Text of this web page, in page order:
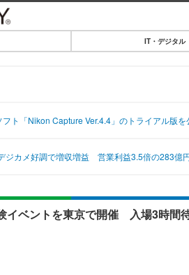
ショッピング
エンタメTOP
音楽
ライフTOP
ペット
IT・デジタル
フト「Nikon Capture Ver.4.4」のトライアル版
ジカメ好調で増収増益 営業利益3.5倍の283億
イベントを東京で開催 入場3時間